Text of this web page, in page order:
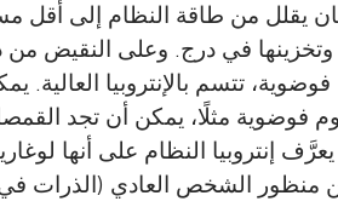
يقلل من طاقة النظام إلى أقل
في درج. وعلى النقيض من
تتسم بالإنتروبيا
فوضوية مثلًا، يمكن أن تجد
إنتروبيا النظام على أنها
منظور الشخص العادي (الذرات